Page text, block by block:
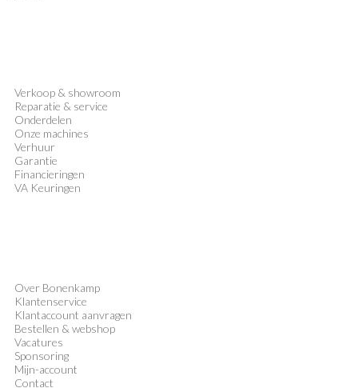
Verkoop & showroom
Reparatie & service
Onderdelen
Onze machines
Verhuur
Garantie
Financieringen
VA Keuringen
Over Bonenkamp
Klantenservice
Klantaccount aanvragen
Bestellen & webshop
Vacatures
Sponsoring
Mijn-account
Contact